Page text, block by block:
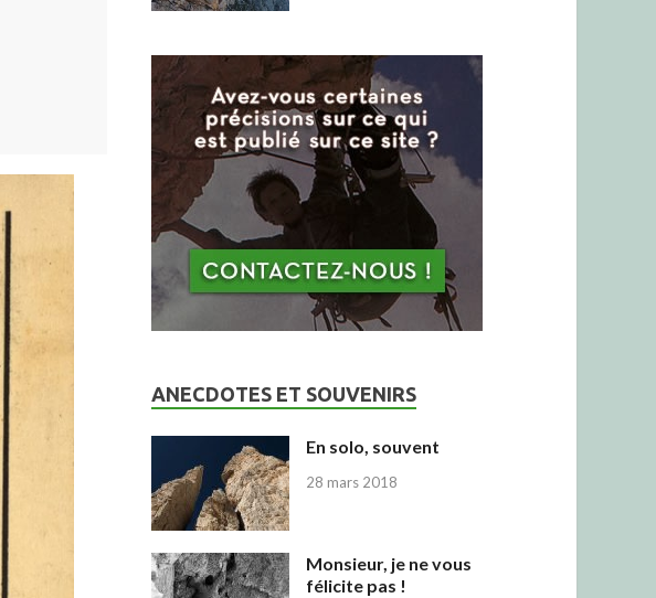
ANECDOTES ET SOUVENIRS
En solo, souvent
28 mars 2018
Monsieur, je ne vous
félicite pas !